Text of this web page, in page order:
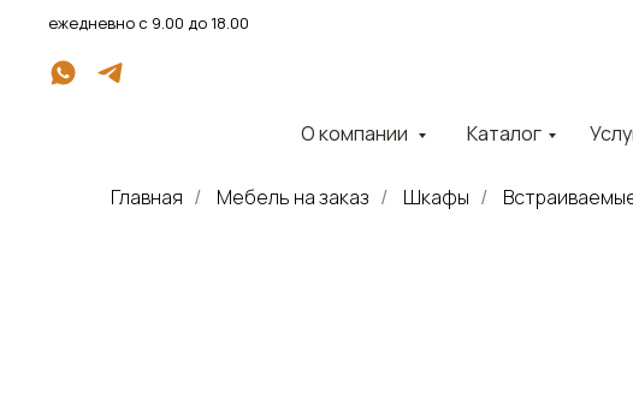
ежедневно с 9.00 до 18.00
О компании Каталог
Главная / Мебель на заказ / Шкафы /